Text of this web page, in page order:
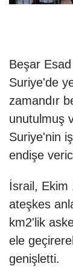
Beşar Esad
Suriye'de
zamandır
unutulmuş
Suriye'nin
endişe
İsrail, Ekim
ateşkes
km2'lik
ele
genişletti.